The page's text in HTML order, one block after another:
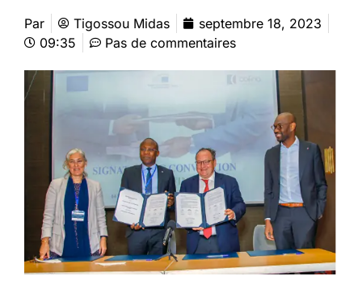
Par Tigossou Midas
septembre 18, 2023
09:35
Pas de commentaires